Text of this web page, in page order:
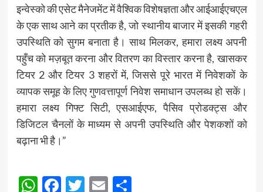
इन्वेस्को की एसेट मैनेजमेंट में वैश्विक विशेषज्ञता और आईआईएचएल
के एक साथ आने का प्रतीक है, जो स्थानीय बाजार में इसकी गहरी
उपस्थिति को सुगम बनाता है। साथ मिलकर, हमारा लक्ष्य अपनी
पहुँच को मज़बूत करना और वितरण का विस्तार करना है, खासकर
टियर 2 और टियर 3 शहरों में, जिससे पूरे भारत में निवेशकों के
व्यापक समूह के लिए गुणवत्तापूर्ण निवेश समाधान उपलब्ध हो सकें।
हमारा लक्ष्य गिफ्ट सिटी, एसआईएफ, पैसिव प्रोडक्ट्स और
डिजिटल चैनलों के माध्यम से अपनी उपस्थिति और पेशकशों को
बढ़ाना भी है।”
Post
WhatsApp
Facebook
Twitter
EmailShare